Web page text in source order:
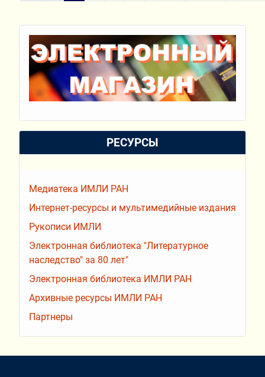
РЕСУРСЫ
Медиатека ИМЛИ РАН
Интернет-ресурсы и мультимедийные издания
Рукописи ИМЛИ
Электронная библиотека "Литературное
наследство" за 80 лет"
Электронная библиотека ИМЛИ РАН
Архивные ресурсы ИМЛИ РАН
Партнеры